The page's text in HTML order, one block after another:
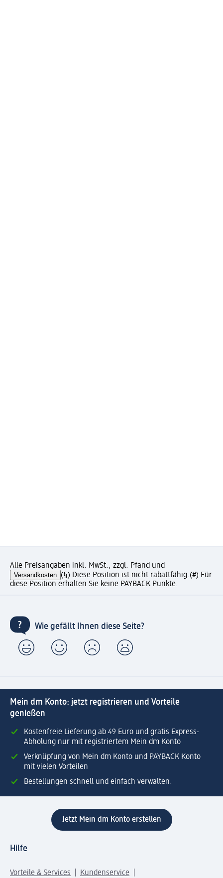
Alle Preisangaben inkl. MwSt., zzgl. Pfand und
Versandkosten (§) Diese Position ist nicht rabattfähig.(#) Für
diese Position erhalten Sie keine PAYBACK Punkte.
Wie gefällt Ihnen diese Seite?
Mein dm Konto: jetzt registrieren und Vorteile
genießen
Kostenfreie Lieferung ab 49 Euro und gratis Express-
Abholung nur mit registriertem Mein dm Konto
Verknüpfung von Mein dm Konto und PAYBACK Konto
mit vielen Vorteilen
Bestellungen schnell und einfach verwalten.
Jetzt Mein dm Konto erstellen
Hilfe
Vorteile & Services
Kundenservice